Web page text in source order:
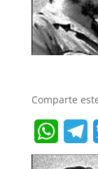
Comparte
W
T